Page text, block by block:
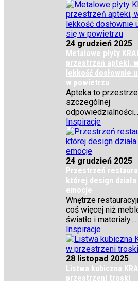
24 grudzień 2025
Metalowe płyty
przestrzeń apteki,
lekkość dosłownie
w powietrzu
Apteka to
szczególnej
Inspiracje
24 grudzień 2025
Przestrzeń
której design działa
emocje
Wnętrze
coś więcej niż
światło i materiały....
Inspiracje
28 listopad 2025
Listwa kubiczna
przestrzeni troski